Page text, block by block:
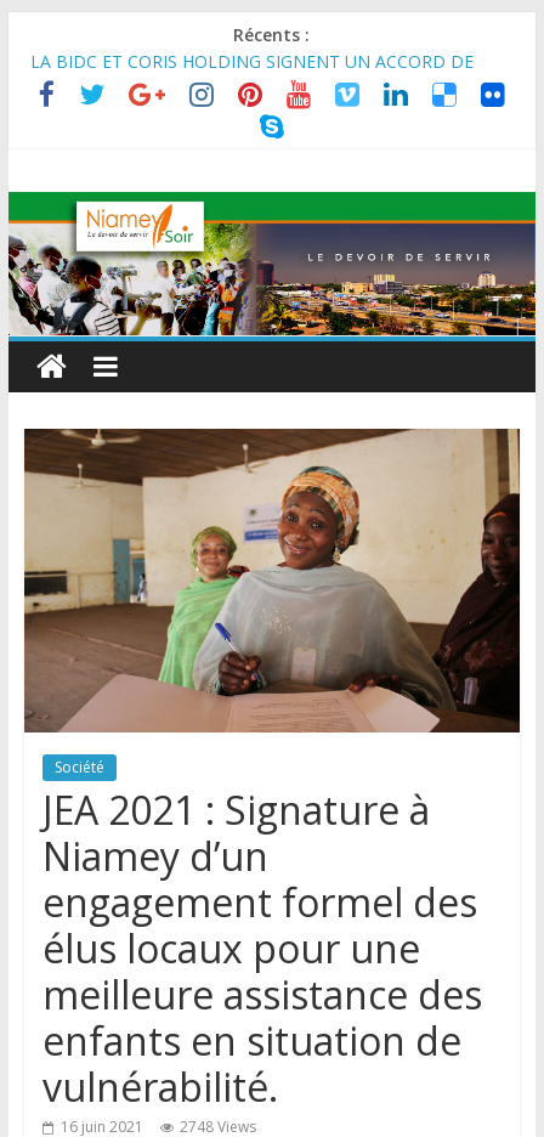
Récents :
MARADI : Le Président de la République, Chef de l’État, S.E le
Général d’Armée Abdourahamane Tiani, est arrivé à Maradi
pour la célébration de la 3ᵉ édition de la Journée Nationale de
FINANCEMENT DE 80 MILLIONS D’EUROS POUR
RENFORCER LES CHAÎNES DE VALEUR ALIMENTAIRES,
ÉNERGÉTIQUES ET AGRICOLES EN AFRIQUE DE L’OUEST
SEMAINE DU KAWAR 2026: Le Ministre de l’Intérieur, le
Général de Division Mohamed TOUMBA a reçu en audience
son homologue du Burkina Faso et délégation du Kawar.
BANQUE MONDIALE : L’IA offre un levier vital aux économies
en développement en panne de croissance (Communiqué)
ministres en charge de l’Environnement du Burkina Faso et du
Société
JEA 2021 : Signature à
Niamey d’un
engagement formel des
élus locaux pour une
meilleure assistance des
enfants en situation de
vulnérabilité.
16 juin 2021 2748 Views